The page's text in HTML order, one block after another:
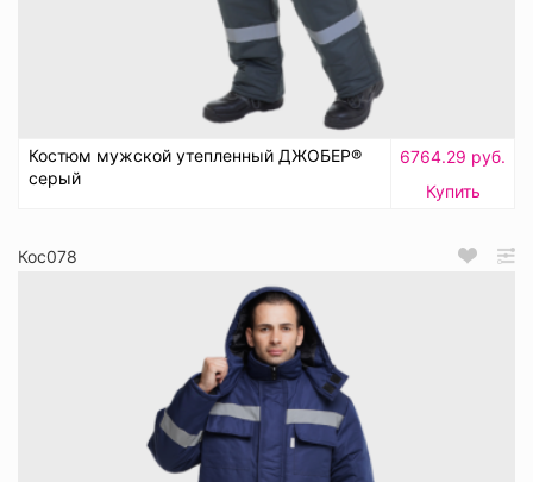
Костюм мужской утепленный ДЖОБЕР®
серый
6764.29 руб.
Купить
Кос078